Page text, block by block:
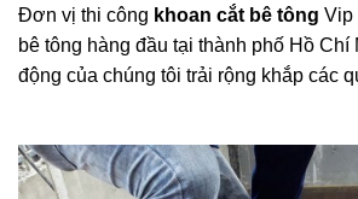
Đơn vị thi công khoan cắt bê tông Vip
bê tông hàng đầu tại thành phố Hồ
động của chúng tôi trải rộng khắp các